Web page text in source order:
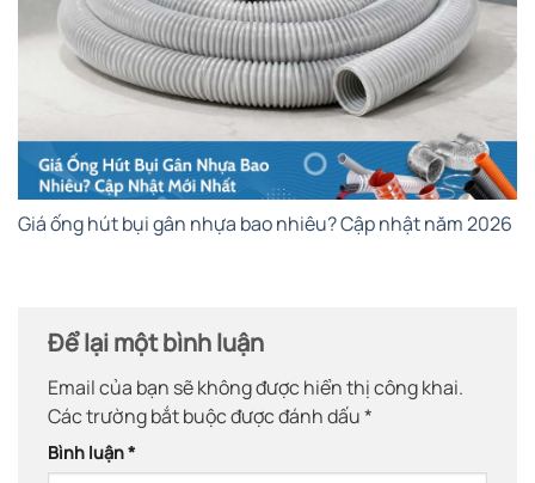
Giá ống hút bụi gân nhựa bao nhiêu? Cập nhật năm 2026
Để lại một bình luận
Email của bạn sẽ không được hiển thị công khai.
Các trường bắt buộc được đánh dấu*
Bình luận*